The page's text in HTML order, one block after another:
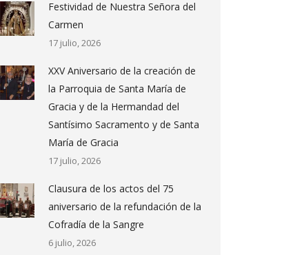
Festividad de Nuestra Señora del
Carmen
17 julio, 2026
XXV Aniversario de la creación de
la Parroquia de Santa María de
Gracia y de la Hermandad del
Santísimo Sacramento y de Santa
María de Gracia
17 julio, 2026
Clausura de los actos del 75
aniversario de la refundación de la
Cofradía de la Sangre
6 julio, 2026